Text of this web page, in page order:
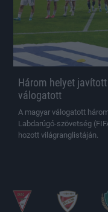
Három helyet
válogatott
A magyar válogatott
Labdarúgó-szövetség
hozott világranglistáján.